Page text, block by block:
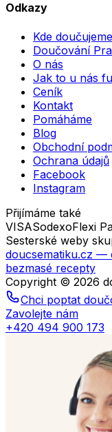
Odkazy
Kde doučujeme
Doučování
O nás
Jak to u nás
Ceník
Kontakt
Pomáháme
Blog
Obchodní
Ochrana údajů
Facebook
Instagram
Přijímáme také
VISASodexoFlexi
Sesterské weby
doucsematiku.cz —
bezmasé recepty
Copyright © 2026
Chci poptat
Zavolejte nám
+420 494 900 173